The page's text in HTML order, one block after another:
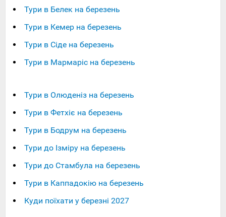
Тури в Белек на березень
Тури в Кемер на березень
Тури в Сіде на березень
Тури в Мармаріс на березень
Тури в Олюденіз на березень
Тури в Фетхіє на березень
Тури в Бодрум на березень
Тури до Ізміру на березень
Тури до Стамбула на березень
Тури в Каппадокію на березень
Куди поїхати у березні 2027